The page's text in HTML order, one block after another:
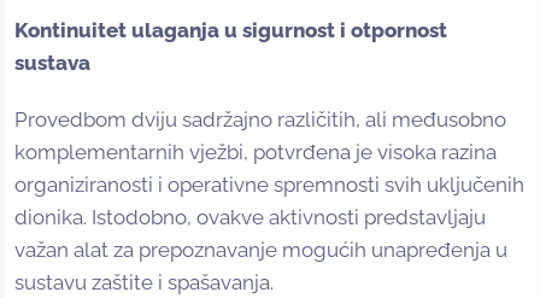
Kontinuitet ulaganja u sigurnost i otpornost
sustava
Provedbom dviju sadržajno različitih, ali međusobno
komplementarnih vježbi, potvrđena je visoka razina
organiziranosti i operativne spremnosti svih uključenih
dionika. Istodobno, ovakve aktivnosti predstavljaju
važan alat za prepoznavanje mogućih unapređenja u
sustavu zaštite i spašavanja.